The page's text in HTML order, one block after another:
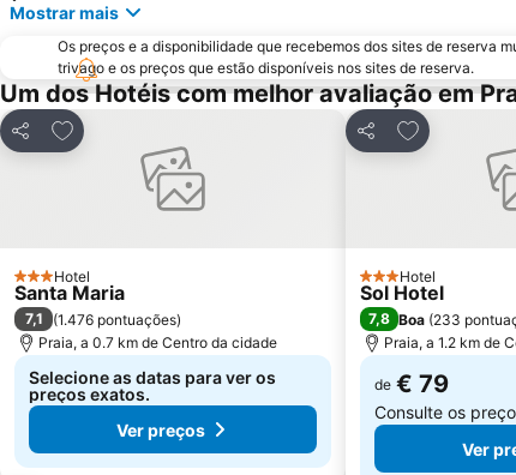
Mostrar mais
Os preços e a disponibilidade que recebemos dos sites de reserva
trivago e os preços que estão disponíveis nos sites de reserva.
Um dos Hotéis com melhor avaliação em
Partilhar
Adicionar aos favoritos
3 Estrelas
Hotel
Santa Maria
7,1 (1.476 pontuações)
Praia, a 0.7 km de Centro da cidade
Selecione as datas para ver os
preços exatos.
Ver preços
Partilhar
Adicionar
3 Estrelas
Hotel
Sol Hotel
7,8 Boa (233
Praia, a 1.2 km de
de € 79
Consulte os
Ver